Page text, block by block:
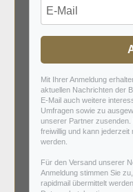
Mit Ihrer Anmeldung
aktuellen Nachrichten der
E-Mail auch weitere
Umfragen sowie zu
unserer Partner
freiwillig und kann
werden.
Für den Versand unserer
Anmeldung stimmen Sie
rapidmail übermittelt